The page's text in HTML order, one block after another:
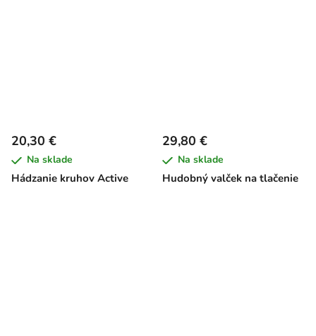
Hádzanie kruhov Active
20,30 €
Na sklade
Hudobný valček na tlačenie
29,80 €
Na sklade